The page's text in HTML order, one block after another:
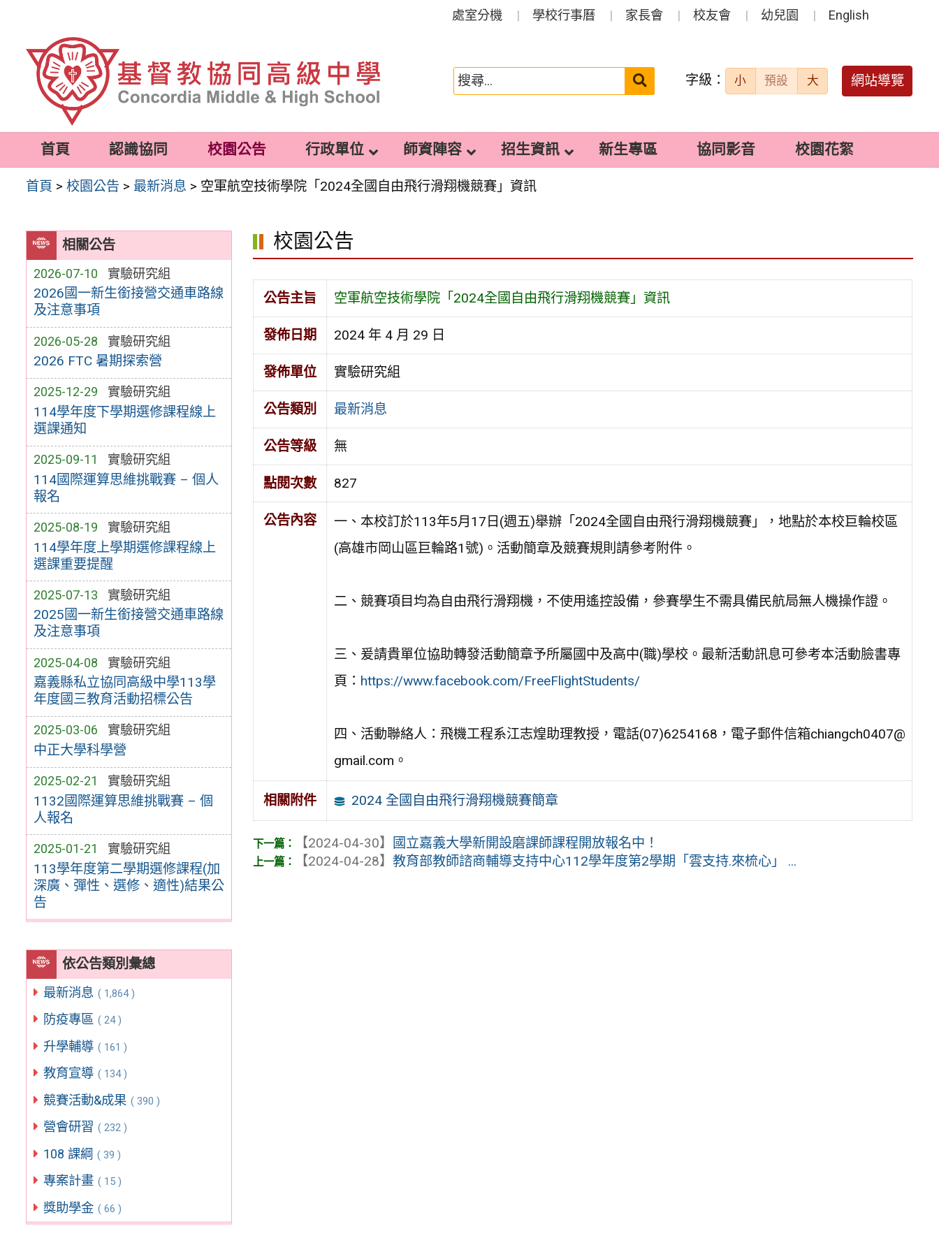
容
處室分機 學校行事曆 家長會 校友會 幼兒園 English
搜
送出 字級： 小 預設 大 網站導覽
首頁 認識協同 校園公告 行政單位 師資陣容 招生資訊 新生專區 協同影音 校園花絮
首頁 >校園公告 > 最新消息 > 空軍航空技術學院「2024全國自由飛行滑翔機競賽」資訊
相關公告
2026-07-10 實驗研究組
2026國一新生銜接營交通車路線
及注意事項
2026-05-28 實驗研究組
2026 FTC 暑期探索營
2025-12-29 實驗研究組
114學年度下學期選修課程線上
選課通知
2025-09-11 實驗研究組
114國際運算思維挑戰賽 – 個人
報名
2025-08-19 實驗研究組
114學年度上學期選修課程線上
選課重要提醒
2025-07-13 實驗研究組
2025國一新生銜接營交通車路線
及注意事項
2025-04-08 實驗研究組
嘉義縣私立協同高級中學113學
年度國三教育活動招標公告
2025-03-06 實驗研究組
中正大學科學營
2025-02-21 實驗研究組
1132國際運算思維挑戰賽 – 個
人報名
2025-01-21 實驗研究組
113學年度第二學期選修課程(加
深廣、彈性、選修、適性)結果公
告
依公告類別彙總
最新消息 ( 1,864 )
防疫專區 ( 24 )
升學輔導 ( 161 )
教育宣導 ( 134 )
競賽活動&成果 ( 390 )
營會研習 ( 232 )
108 課綱 ( 39 )
專案計畫 ( 15 )
獎助學金 ( 66 )
校園公告
公告主旨 空軍航空技術學院「2024全國自由飛行滑翔機競賽」資訊
發佈日期 2024 年 4 月 29 日
發佈單位 實驗研究組
公告類別 最新消息
公告等級 無
點閱次數 827
公告內容
一、本校訂於113年5月17日(週五)舉辦「2024全國自由飛行滑翔機競賽」，地點於本校巨輪校區
(高雄市岡山區巨輪路1號)。活動簡章及競賽規則請參考附件。
二、競賽項目均為自由飛行滑翔機，不使用遙控設備，參賽學生不需具備民航局無人機操作證。
三、爰請貴單位協助轉發活動簡章予所屬國中及高中(職)學校。最新活動訊息可參考本活動臉書專
頁： https://www.facebook.com/FreeFlightStudents/
四、活動聯絡人：飛機工程系江志煌助理教授，電話(07)6254168，電子郵件信箱chiangch0407@
gmail.com。
相關附件 2024 全國自由飛行滑翔機競賽簡章
【2024-04-30】
國立嘉義大學新開設磨課師課程開放報名中！
【2024-04-28】教育部教師諮商輔導支持中心112學年度第2學期「雲支持.來梳心」 ...